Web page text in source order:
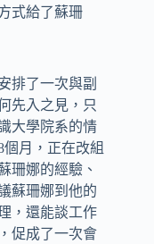
式給了蘇珊
排了一次與副
先入之見，只
大學院系的情
月，正在改組
珊娜的經驗、
蘇珊娜到他的
，還能談工作
促成了一次會